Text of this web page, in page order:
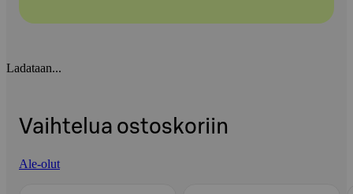
Ladataan...
Vaihtelua ostoskoriin
Ale-olut